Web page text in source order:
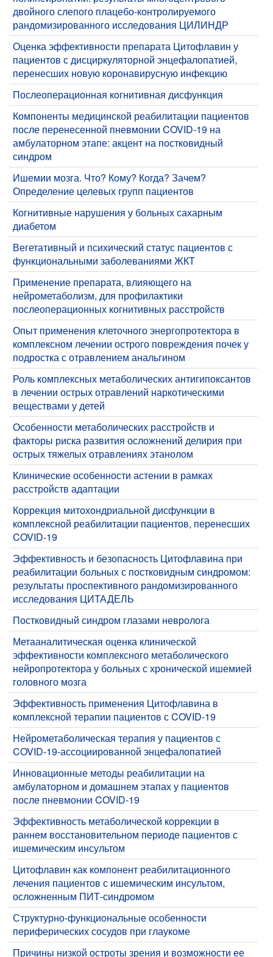
двойного слепого плацебо-контролируемого
рандомизированного исследования ЦИЛИНДР
​Оценка эффективности препарата Цитофлавин у
пациентов с дисциркуляторной энцефалопатией,
перенесших новую коронавирусную инфекцию
​Послеоперационная когнитивная дисфункция
Компоненты медицинской реабилитации пациентов
после перенесенной пневмонии COVID-19 на
амбулаторном этапе: акцент на постковидный
синдром
​Ишемии мозга. Что? Кому? Когда? Зачем?
Определение целевых групп пациентов
​Когнитивные нарушения у больных сахарным
диабетом
​Вегетативный и психический статус пациентов с
функциональными заболеваниями ЖКТ
​Применение препарата, влияющего на
нейрометаболизм, для профилактики
послеоперационных когнитивных расстройств
Опыт применения клеточного энергопротектора в
комплексном лечении острого повреждения почек у
подростка с отравлением анальгином
Роль комплексных метаболических антигипоксантов
в лечении острых отравлений наркотическими
веществами у детей
Особенности метаболических расстройств и
факторы риска развития осложнений делирия при
острых тяжелых отравлениях этанолом
​Клинические особенности астении в рамках
расстройств адаптации
​Коррекция митохондриальной дисфункции в
комплексной реабилитации пациентов, перенесших
COVID-19
​Эффективность и безопасность Цитофлавина при
реабилитации больных с постковидным синдромом:
результаты проспективного рандомизированного
исследования ЦИТАДЕЛЬ
​Постковидный синдром глазами невролога
​Метааналитическая оценка клинической
эффективности комплексного метаболического
нейропротектора у больных с хронической ишемией
головного мозга
​Эффективность применения Цитофлавина в
комплексной терапии пациентов с COVID-19
​Нейрометаболическая терапия у пациентов с
COVID-19-ассоциированной энцефалопатией
Инновационные методы реабилитации на
амбулаторном и домашнем этапах у пациентов
после пневмонии COVID-19
​Эффективность метаболической коррекции в
раннем восстановительном периоде пациентов с
ишемическим инсультом
​Цитофлавин как компонент реабилитационного
лечения пациентов с ишемическим инсультом,
осложненным ПИТ-синдромом
​Структурно-функциональные особенности
периферических сосудов при глаукоме
​Причины низкой остроты зрения и возможности ее